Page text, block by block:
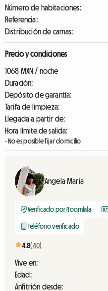
Número de habitaciones:
Referencia:
Distribución de camas:
Precio y condiciones
1068 MXN / noche
Duración:
Depósito de garantía:
Tarifa de limpieza:
Llegada a partir de:
Hora límite de salida:
- No es posible fijar domicilio
Angela Maria
Verificado por Roomlala
Teléfono verificado
4.8(40)
Vive en:
Edad:
Anfitrión desde: